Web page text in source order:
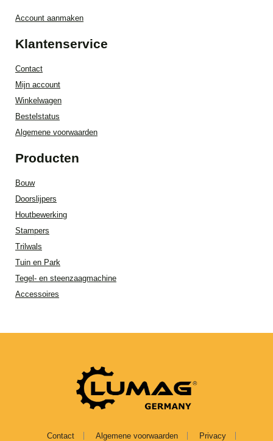
Account aanmaken
Klantenservice
Contact
Mijn account
Winkelwagen
Bestelstatus
Algemene voorwaarden
Producten
Bouw
Doorslijpers
Houtbewerking
Stampers
Trilwals
Tuin en Park
Tegel- en steenzaagmachine
Accessoires
Contact Algemene voorwaarden Privacy